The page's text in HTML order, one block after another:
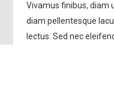
Vivamus finibus, diam
diam pellentesque
lectus. Sed nec